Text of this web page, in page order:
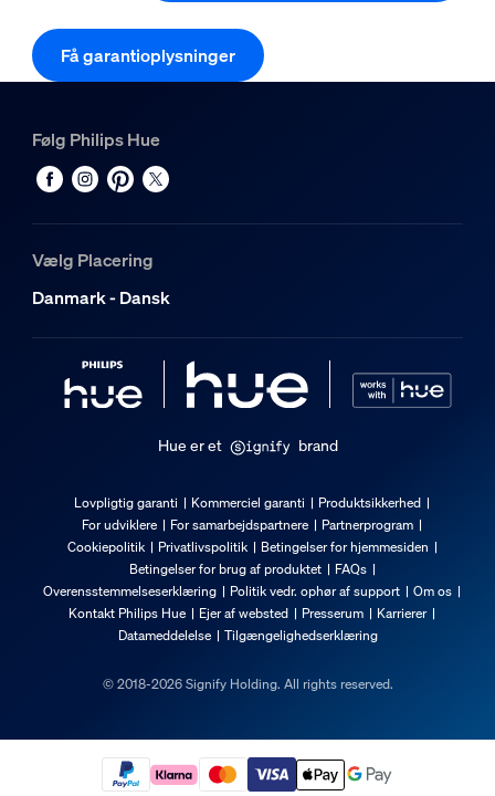
Få garantioplysninger
Følg Philips Hue
Vælg Placering
Danmark - Dansk
Hue er et brand
Lovpligtig garanti Kommerciel garanti
Produktsikkerhed
For udviklere
For samarbejdspartnere
Partnerprogram
Cookiepolitik
Privatlivspolitik
Betingelser for hjemmesiden
Betingelser for brug af produktet
FAQs
Overensstemmelseserklæring
Politik vedr. ophør af support
Om os
Kontakt Philips Hue
Ejer af websted Presserum
Karrierer
Datameddelelse
Tilgængelighedserklæring
© 2018-2026 Signify Holding. All rights reserved.